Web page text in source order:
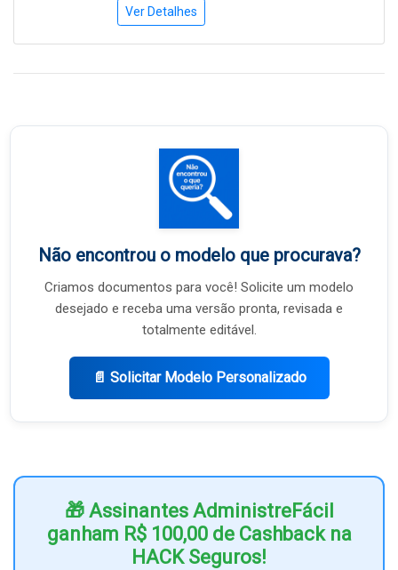
Ver Detalhes
Não encontrou o modelo que procurava?
Criamos documentos para você! Solicite um modelo
desejado e receba uma versão pronta, revisada e
totalmente editável.
📄 Solicitar Modelo Personalizado
🎁 Assinantes AdministreFácil
ganham R$ 100,00 de Cashback na
HACK Seguros!